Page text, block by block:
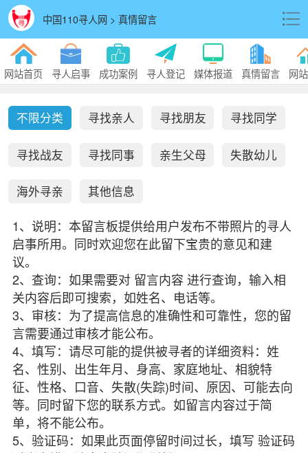
中国110寻人网 > 真情留言
网站首页 寻人启事 成功案例 寻人登记 媒体报道 真情留言 网
不限分类 寻找亲人 寻找朋友 寻找同学
寻找战友 寻找同事 亲生父母 失散幼儿
海外寻亲 其他信息
1、说明：本留言板提供给用户发布不带照片的寻人
启事所用。同时欢迎您在此留下宝贵的意见和建
议。
2、查询：如果需要对 留言内容 进行查询，输入相
关内容后即可搜索，如姓名、电话等。
3、审核：为了提高信息的准确性和可靠性，您的留
言需要通过审核才能公布。
4、填写：请尽可能的提供被寻者的详细资料：姓
名、性别、出生年月、身高、家庭地址、相貌特
征、性格、口音、失散(失踪)时间、原因、可能去向
等。同时留下您的联系方式。如留言内容过于简
单，将不能公布。
5、验证码：如果此页面停留时间过长，填写 验证码